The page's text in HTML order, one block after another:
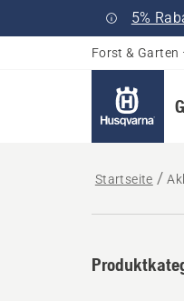
5%
Forst & Garten
Startseite